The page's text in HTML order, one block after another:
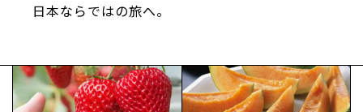
日本ならではの旅へ。